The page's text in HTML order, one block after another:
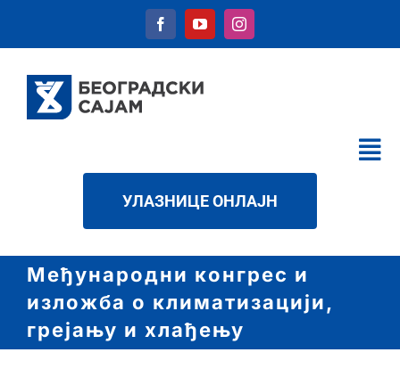
content
КАЛЕНДАР
УСЛУГЕ
О НАМА
НОВОСТИ
ДАТОТЕКЕ
УЛАЗНИЦЕ ОНЛАЈН
Међународни конгрес и
изложбa о климатизацији,
грејању и хлађењу